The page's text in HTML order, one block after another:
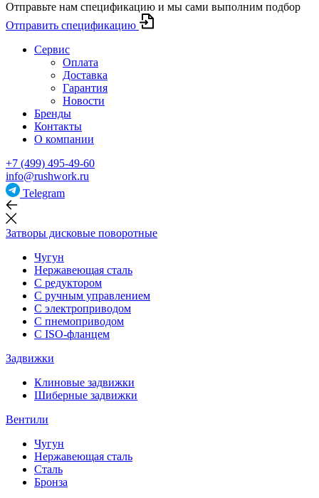
Отправьте нам спецификацию и мы сами выполним подбор
Отправить спецификацию
Сервис
Оплата
Доставка
Гарантия
Новости
Бренды
Контакты
О компании
+7 (499) 495-49-60
info@rushwork.ru
Telegram
Затворы дисковые поворотные
Чугун
Нержавеющая сталь
С редуктором
С ручным управлением
С электроприводом
С пнемоприводом
С ISO-фланцем
Задвижки
Клиновые задвижки
Шиберные задвижки
Вентили
Чугун
Нержавеющая сталь
Сталь
Бронза